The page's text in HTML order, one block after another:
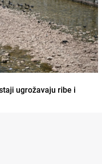
ugrožavaju ribe i